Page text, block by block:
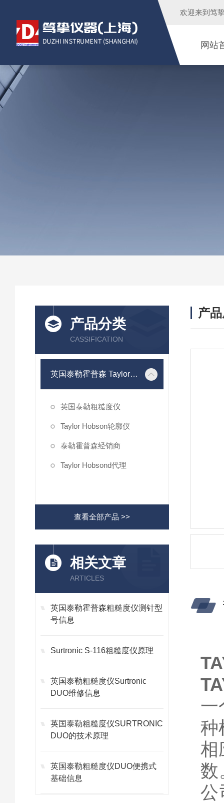
欢迎来到 笃
网站
产品分类
CASSIFICATION
英国泰勒霍普森 Taylor Hobson
英国泰勒粗糙度仪
Taylor Hobson轮廓仪
泰勒霍普森经销商
Taylor Hobsond代理
查看全部产品 >>
相关文章
ARTICLES
英国泰勒霍普森粗糙度仪测针型
号信息
Surtronic S-116粗糙度仪原理
英国泰勒粗糙度仪Surtronic
DUO维修信息
英国泰勒粗糙度仪SURTRONIC
DUO的技术原理
英国泰勒粗糙度仪DUO便携式
基础信息
产
一
种
相
数
公